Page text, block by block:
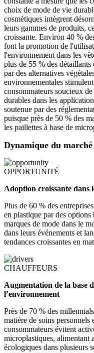
choix de mode de vie
cosmétiques intègrent
leurs gammes de produits,
croissante. Environ 40 %
font la promotion de
l'environnement dans les
plus de 55 % des
par des alternatives
environnementales
consommateurs soucieux
durables dans les
soutenue par des
puisque près de 50 % des
les paillettes à base de
Dynamique du marché
OPPORTUNITÉ
Adoption croissante dans
Plus de 60 % des
en plastique par des
marques de mode dans le
dans leurs événements et
tendances croissantes en
CHAUFFEURS
Augmentation de la base
l’environnement
Près de 70 % des
matière de soins personnels
consommateurs évitent
microplastiques, alimentant
écologiques dans plusieurs